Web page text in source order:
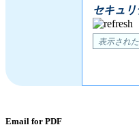
セキュ
Email for PDF